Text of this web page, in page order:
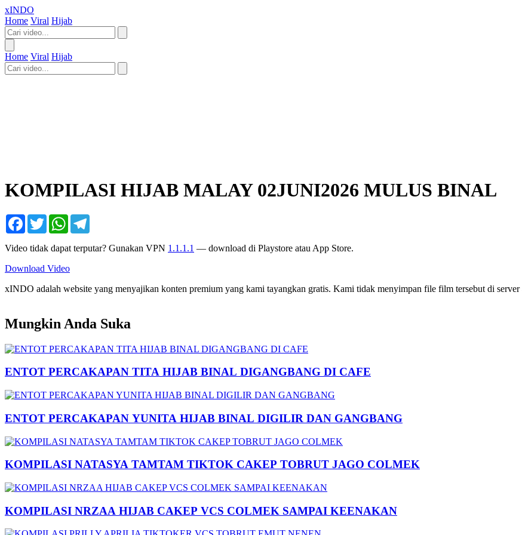
xINDO
Home Viral Hijab
Home Viral Hijab
KOMPILASI HIJAB MALAY 02JUNI2026 MULUS BINAL
Facebook
TwitterWhatsApp
Video tidak dapat terputar? Gunakan VPN 1.1.1.1 — download di Playstore atau App Store.
Download Video
xINDO adalah website yang menyajikan konten premium yang kami tayangkan gratis. Kami tidak menyimpan file film tersebut di
Mungkin Anda Suka
ENTOT PERCAKAPAN TITA HIJAB BINAL DIGANGBANG DI CAFE
ENTOT PERCAKAPAN YUNITA HIJAB BINAL DIGILIR DAN GANGBANG
KOMPILASI NATASYA TAMTAM TIKTOK CAKEP TOBRUT JAGO COLMEK
KOMPILASI NRZAA HIJAB CAKEP VCS COLMEK SAMPAI KEENAKAN